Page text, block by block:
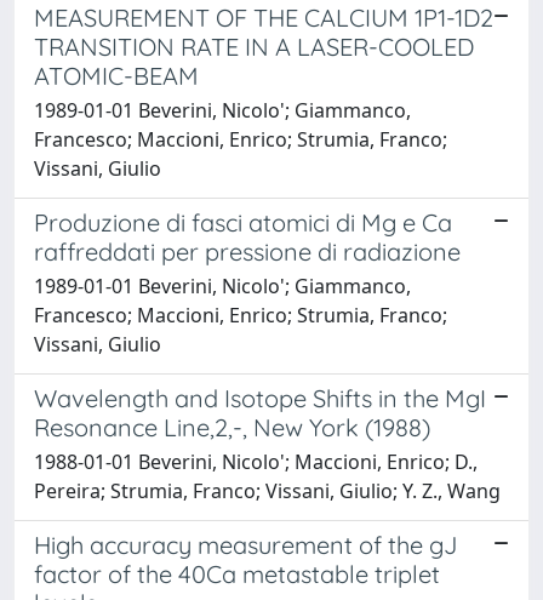
MEASUREMENT OF THE CALCIUM 1P1-1D2
TRANSITION RATE IN A LASER-COOLED
ATOMIC-BEAM
1989-01-01 Beverini, Nicolo'; Giammanco,
Francesco; Maccioni, Enrico; Strumia, Franco;
Vissani, Giulio
Produzione di fasci atomici di Mg e Ca
raffreddati per pressione di radiazione
1989-01-01 Beverini, Nicolo'; Giammanco,
Francesco; Maccioni, Enrico; Strumia, Franco;
Vissani, Giulio
Wavelength and Isotope Shifts in the MgI
Resonance Line,2,-, New York (1988)
1988-01-01 Beverini, Nicolo'; Maccioni, Enrico; D.,
Pereira; Strumia, Franco; Vissani, Giulio; Y. Z., Wang
High accuracy measurement of the gJ
factor of the 40Ca metastable triplet